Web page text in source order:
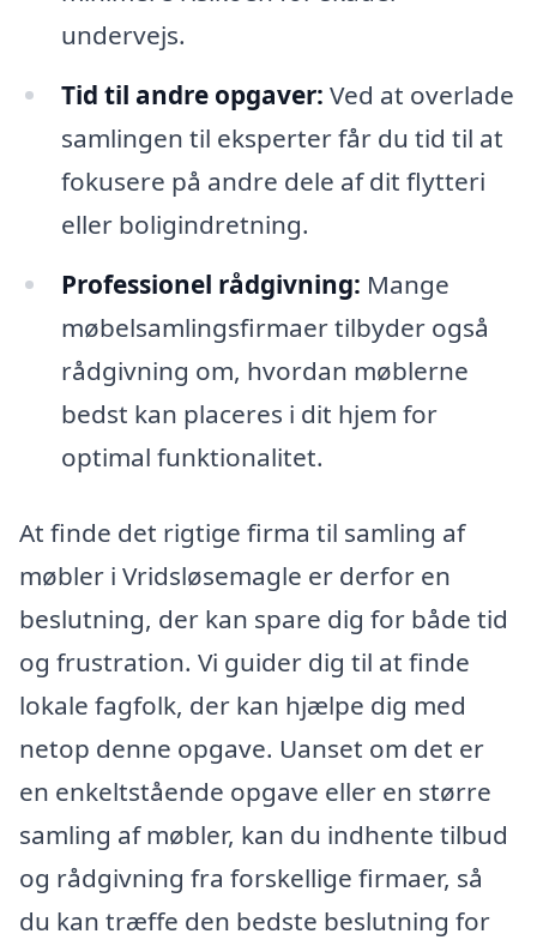
undervejs.
Tid til andre opgaver: Ved at overlade
samlingen til eksperter får du tid til at
fokusere på andre dele af dit flytteri
eller boligindretning.
Professionel rådgivning: Mange
møbelsamlingsfirmaer tilbyder også
rådgivning om, hvordan møblerne
bedst kan placeres i dit hjem for
optimal funktionalitet.
At finde det rigtige firma til samling af
møbler i Vridsløsemagle er derfor en
beslutning, der kan spare dig for både tid
og frustration. Vi guider dig til at finde
lokale fagfolk, der kan hjælpe dig med
netop denne opgave. Uanset om det er
en enkeltstående opgave eller en større
samling af møbler, kan du indhente tilbud
og rådgivning fra forskellige firmaer, så
du kan træffe den bedste beslutning for